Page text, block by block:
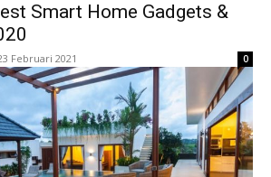
Smart Home Gadgets &
Februari 2021 0